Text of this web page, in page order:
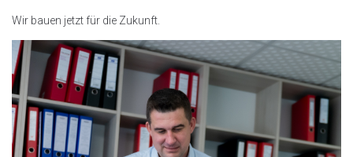
Wir bauen jetzt für die Zukunft.